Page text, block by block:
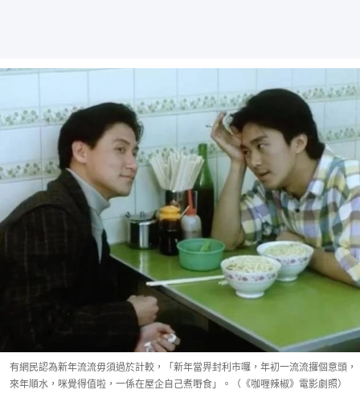
有網民認為新年流流毋須過於計較，「新年當畀封利市囉，年初一流流攞個意頭，
來年順水，咪覺得值啦，一係在屋企自己煮嘢食」。（《咖喱辣椒》電影劇照）